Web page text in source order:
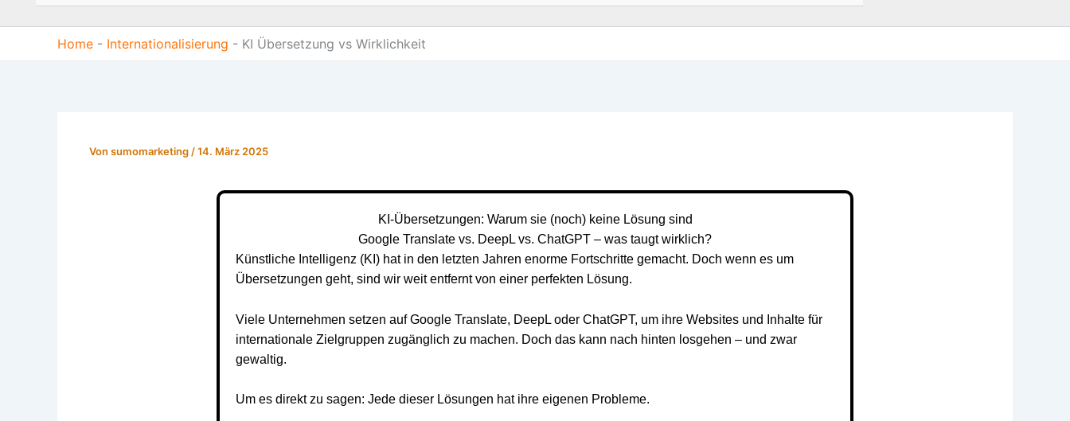
Home - Internationalisierung - KI Übersetzung vs Wirklichkeit
Von sumomarketing /14. März 2025
KI-Übersetzungen: Warum sie (noch) keine Lösung sind
Google Translate vs. DeepL vs. ChatGPT – was taugt wirklich?
Künstliche Intelligenz (KI) hat in den letzten Jahren enorme Fortschritte gemacht. Doch wenn es um
Übersetzungen geht, sind wir weit entfernt von einer perfekten Lösung.
Viele Unternehmen setzen auf Google Translate, DeepL oder ChatGPT, um ihre Websites und Inhalte für
internationale Zielgruppen zugänglich zu machen. Doch das kann nach hinten losgehen – und zwar
gewaltig.
Um es direkt zu sagen: Jede dieser Lösungen hat ihre eigenen Probleme.